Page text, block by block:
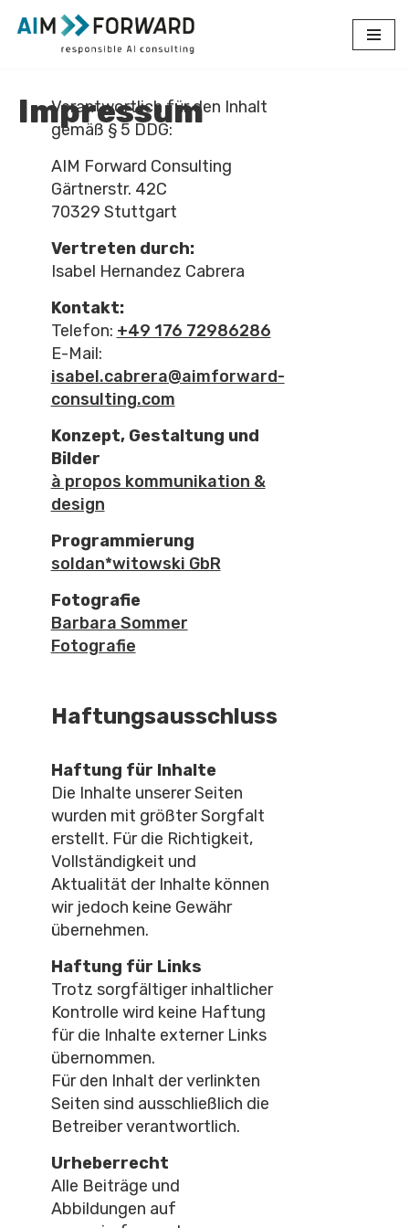
springen
Impressum
Verantwortlich für den Inhalt
gemäß § 5 DDG:
AIM Forward Consulting
Gärtnerstr. 42C
70329 Stuttgart
Vertreten durch:
Isabel Hernandez Cabrera
Kontakt:
Telefon: +49 176 72986286
E-Mail:
isabel.cabrera@aimforward-
consulting.com
Konzept, Gestaltung und
Bilder
à propos kommunikation &
design
Programmierung
soldan*witowski GbR
Fotografie
Barbara Sommer
Fotografie
Haftungsausschluss
Haftung für Inhalte
Die Inhalte unserer Seiten
wurden mit größter Sorgfalt
erstellt. Für die Richtigkeit,
Vollständigkeit und
Aktualität der Inhalte können
wir jedoch keine Gewähr
übernehmen.
Haftung für Links
Trotz sorgfältiger inhaltlicher
Kontrolle wird keine Haftung
für die Inhalte externer Links
übernommen.
Für den Inhalt der verlinkten
Seiten sind ausschließlich die
Betreiber verantwortlich.
Urheberrecht
Alle Beiträge und
Abbildungen auf